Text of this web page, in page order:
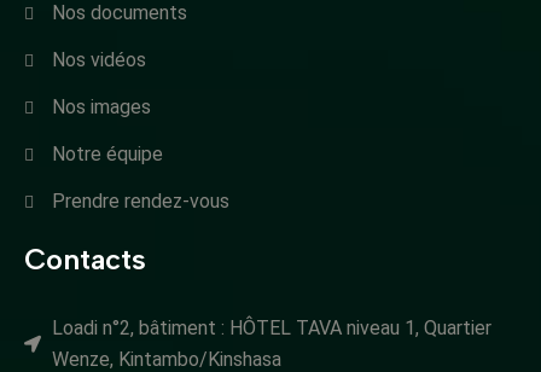
Nos documents
Nos vidéos
Nos images
Notre équipe
Prendre rendez-vous
Contacts
Loadi n°2, bâtiment : HÔTEL TAVA niveau 1, Quartier
Wenze, Kintambo/Kinshasa